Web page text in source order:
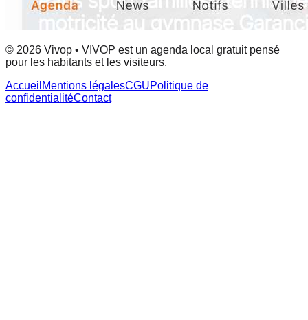
© 2026 Vivop • VIVOP est un agenda local gratuit pensé
pour les habitants et les visiteurs.
Accueil Mentions légalesCGUPolitique de
confidentialitéContact